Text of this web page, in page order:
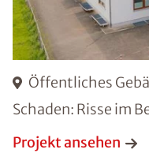
Öffentliches
Schaden: Risse im
Projekt ansehen